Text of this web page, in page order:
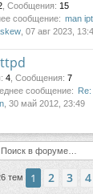
Сообщения: 15
сообщение: man
, 07 авг 2023,
: 4 Сообщения: 7
сообщение:
, 30 май 2012, 23:49
тем 1 2 3 4